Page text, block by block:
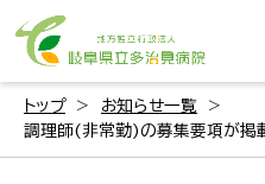
トップ
お知らせ一覧
調理師(非常勤)の募集要項が掲